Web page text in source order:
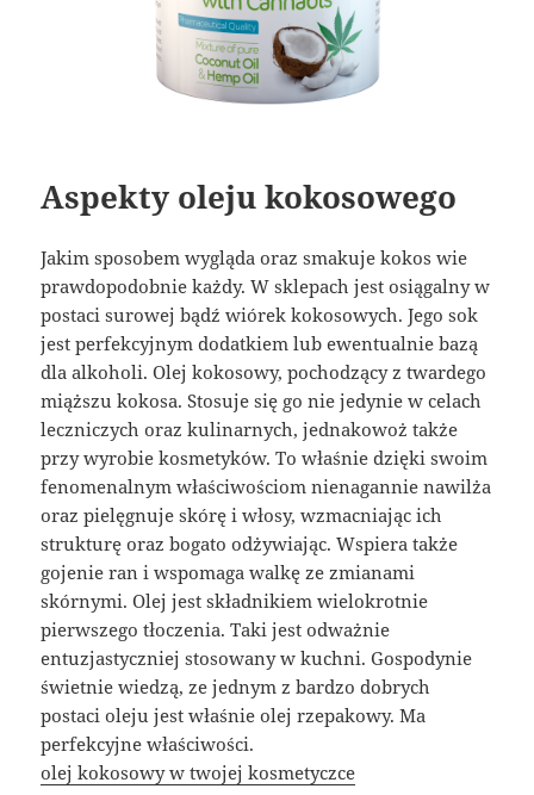
Aspekty oleju kokosowego
Jakim sposobem wygląda oraz smakuje kokos wie
prawdopodobnie każdy. W sklepach jest osiągalny w
postaci surowej bądź wiórek kokosowych. Jego sok
jest perfekcyjnym dodatkiem lub ewentualnie bazą
dla alkoholi. Olej kokosowy, pochodzący z twardego
miąższu kokosa. Stosuje się go nie jedynie w celach
leczniczych oraz kulinarnych, jednakowoż także
przy wyrobie kosmetyków. To właśnie dzięki swoim
fenomenalnym właściwościom nienagannie nawilża
oraz pielęgnuje skórę i włosy, wzmacniając ich
strukturę oraz bogato odżywiając. Wspiera także
gojenie ran i wspomaga walkę ze zmianami
skórnymi. Olej jest składnikiem wielokrotnie
pierwszego tłoczenia. Taki jest odważnie
entuzjastyczniej stosowany w kuchni. Gospodynie
świetnie wiedzą, ze jednym z bardzo dobrych
postaci oleju jest właśnie olej rzepakowy. Ma
perfekcyjne właściwości.
olej kokosowy w twojej kosmetyczce